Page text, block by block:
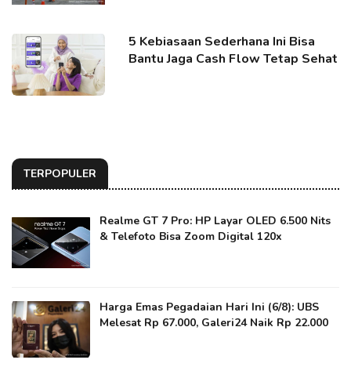
5 Kebiasaan Sederhana Ini Bisa
Bantu Jaga Cash Flow Tetap Sehat
TERPOPULER
Realme GT 7 Pro: HP Layar OLED 6.500 Nits
& Telefoto Bisa Zoom Digital 120x
Harga Emas Pegadaian Hari Ini (6/8): UBS
Melesat Rp 67.000, Galeri24 Naik Rp 22.000